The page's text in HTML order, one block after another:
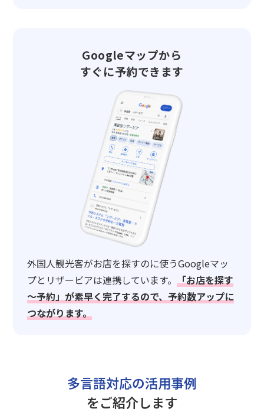
Googleマップから
すぐに予約できます
外国人観光客がお店を探すのに使うGoogleマッ
プとリザービアは連携しています。「お店を探す
～予約」が素早く完了するので、予約数アップに
つながります。
多言語対応の活用事例
をご紹介します